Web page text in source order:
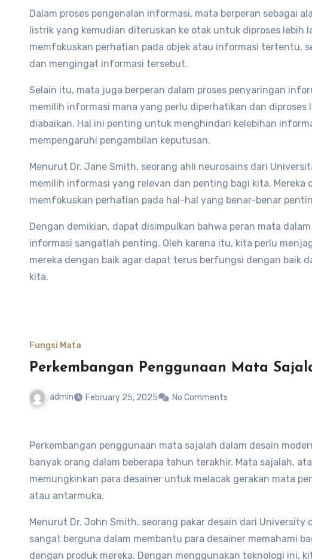
Dalam proses pengenalan informasi, mata berperan sebagai
listrik yang kemudian diteruskan ke otak untuk diproses lebih
memfokuskan perhatian pada objek atau informasi tertentu,
dan mengingat informasi tersebut.
Selain itu, mata juga berperan dalam proses penyaringan
memilih informasi mana yang perlu diperhatikan dan
diabaikan. Hal ini penting untuk menghindari kelebihan
mempengaruhi pengambilan keputusan.
Menurut Dr. Jane Smith, seorang ahli neurosains dari
memilih informasi yang relevan dan penting bagi kita.
memfokuskan perhatian pada hal-hal yang benar-benar
Dengan demikian, dapat disimpulkan bahwa peran mata
informasi sangatlah penting. Oleh karena itu, kita perlu
mereka dengan baik agar dapat terus berfungsi dengan baik
kita.
Fungsi Mata
Perkembangan Penggunaan Mata
admin February 25, 2025 No Comments
Perkembangan penggunaan mata sajalah dalam desain
banyak orang dalam beberapa tahun terakhir. Mata sajalah,
memungkinkan para desainer untuk melacak gerakan mata
atau antarmuka.
Menurut Dr. John Smith, seorang pakar desain dari University
sangat berguna dalam membantu para desainer memahami
dengan produk mereka. Dengan menggunakan teknologi ini,